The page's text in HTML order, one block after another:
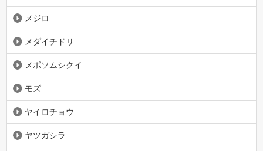
メジロ
メダイチドリ
メボソムシクイ
モズ
ヤイロチョウ
ヤツガシラ